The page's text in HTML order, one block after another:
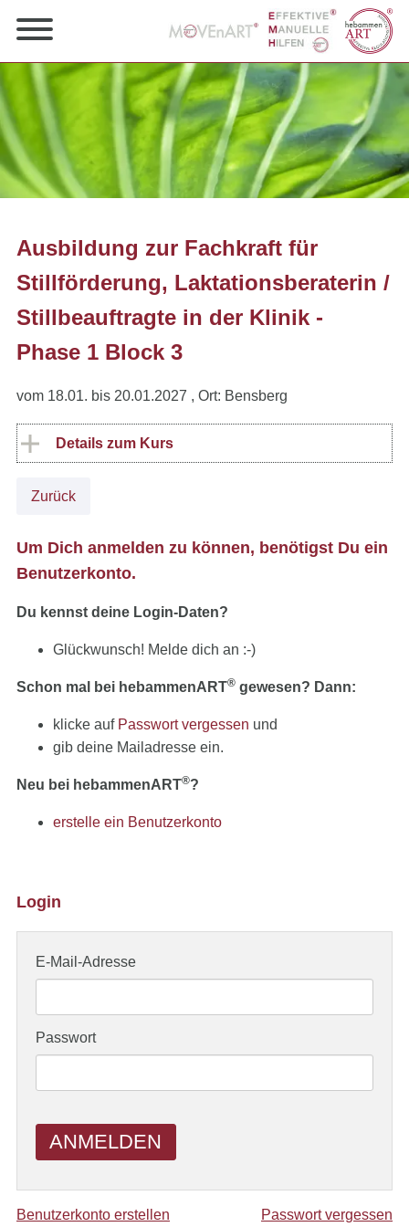
Ausbildung zur Fachkraft für
Stillförderung, Laktationsberaterin /
Stillbeauftragte in der Klinik -
Phase 1 Block 3
vom 18.01. bis 20.01.2027 , Ort: Bensberg
Details zum Kurs
Zurück
Um Dich anmelden zu können, benötigst Du ein
Benutzerkonto.
Du kennst deine Login-Daten?
Glückwunsch! Melde dich an :-)
Schon mal bei hebammenART® gewesen? Dann:
klicke auf Passwort vergessen und
gib deine Mailadresse ein.
Neu bei hebammenART®?
erstelle ein Benutzerkonto
Login
E-Mail-Adresse
Passwort
ANMELDEN
Benutzerkonto erstellen Passwort vergessen